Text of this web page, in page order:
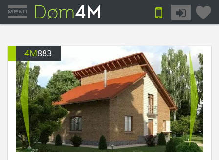
4M883